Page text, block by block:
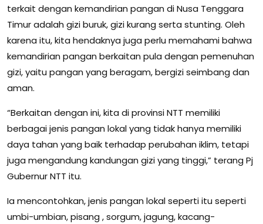
terkait dengan kemandirian pangan di Nusa Tenggara
Timur adalah gizi buruk, gizi kurang serta stunting. Oleh
karena itu, kita hendaknya juga perlu memahami bahwa
kemandirian pangan berkaitan pula dengan pemenuhan
gizi, yaitu pangan yang beragam, bergizi seimbang dan
aman.
“Berkaitan dengan ini, kita di provinsi NTT memiliki
berbagai jenis pangan lokal yang tidak hanya memiliki
daya tahan yang baik terhadap perubahan iklim, tetapi
juga mengandung kandungan gizi yang tinggi,” terang Pj
Gubernur NTT itu.
Ia mencontohkan, jenis pangan lokal seperti itu seperti
umbi-umbian, pisang , sorgum, jagung, kacang-